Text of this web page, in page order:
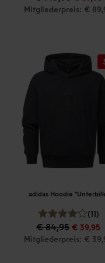
Mitgliederpreis: €
adidas Hoodie
(11)
€ 84,95 € 39,95
Mitgliederpreis: €